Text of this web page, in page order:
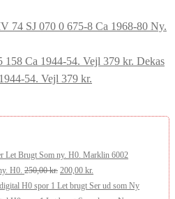
74 SJ 070 0 675-8 Ca 1968-80 Ny.
Dekas
54. Vejl 379 kr.
Marklin 6002
H0. 250,00kr. Den
oprindelige
200,00 kr.
aktuelle